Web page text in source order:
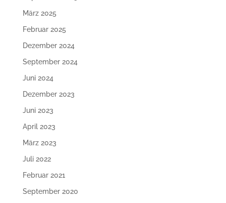
März 2025
Februar 2025
Dezember 2024
September 2024
Juni 2024
Dezember 2023
Juni 2023
April 2023
März 2023
Juli 2022
Februar 2021
September 2020